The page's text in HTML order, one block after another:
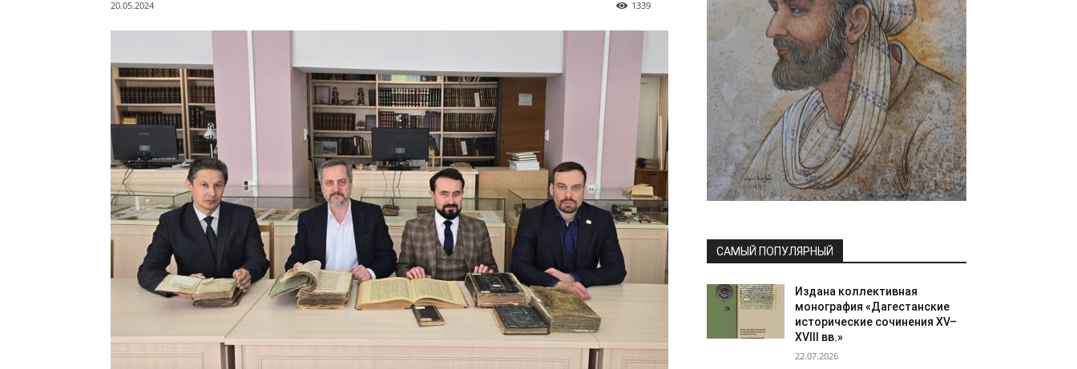
20.05.2024 1339
САМЫЙ ПОПУЛЯРНЫЙ
Издана коллективная
монография «Дагестанские
исторические сочинения XV–
XVIII вв.»
22.07.2026